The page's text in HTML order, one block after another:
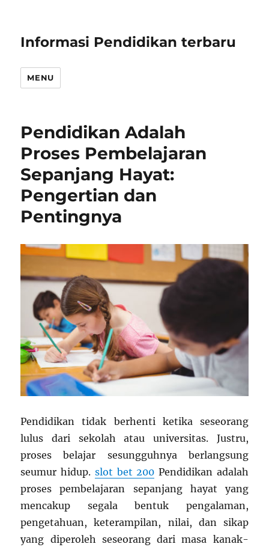
Informasi Pendidikan terbaru
MENU
Pendidikan Adalah
Proses Pembelajaran
Sepanjang Hayat:
Pengertian dan
Pentingnya
Pendidikan tidak berhenti ketika seseorang
lulus dari sekolah atau universitas. Justru,
proses belajar sesungguhnya berlangsung
seumur hidup. slot bet 200 Pendidikan adalah
proses pembelajaran sepanjang hayat yang
mencakup segala bentuk pengalaman,
pengetahuan, keterampilan, nilai, dan sikap
yang diperoleh seseorang dari masa kanak-